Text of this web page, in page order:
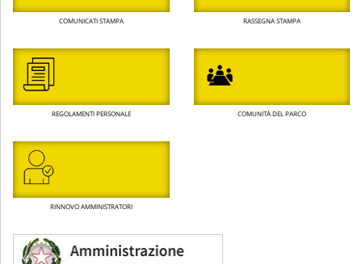
COMUNICATI STAMPA RASSEGNA STAMPA
REGOLAMENTI PERSONALE COMUNITÀ DEL PARCO
RINNOVO AMMINISTRATORI